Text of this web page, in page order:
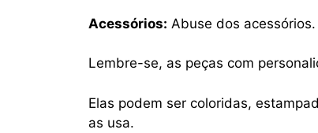
Acessórios: Abuse dos
Lembre-se, as peças com
Elas podem ser coloridas,
as usa.